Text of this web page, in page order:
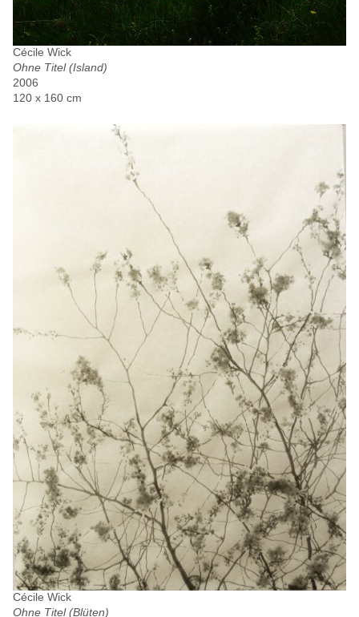
Cécile Wick
Ohne Titel (Island)
2006
120 x 160 cm
Cécile Wick
Ohne Titel (Blüten)